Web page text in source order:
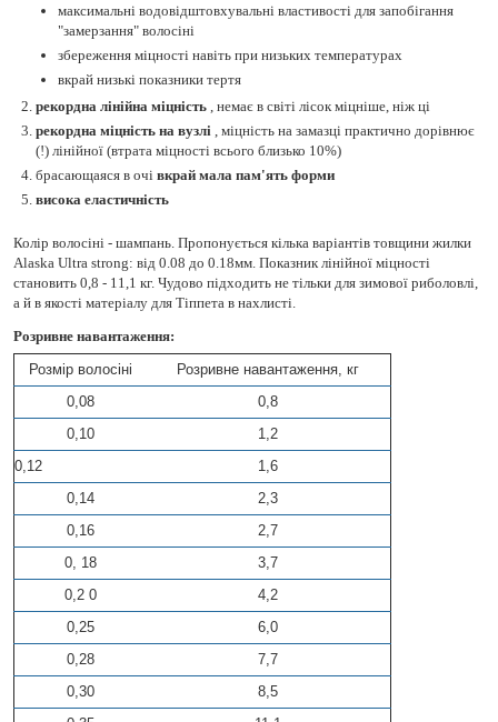
максимальні водовідштовхувальні властивості для запобігання
"замерзання" волосіні
збереження міцності навіть при низьких температурах
вкрай низькі показники тертя
рекордна лінійна міцність , немає в світі лісок міцніше, ніж ці
рекордна міцність на вузлі
, міцність на замазці практично дорівнює
(!) лінійної (втрата міцності всього близько 10%)
брасающаяся в очі вкрай мала пам'ять форми
висока еластичність
Колір волосіні - шампань. Пропонується кілька варіантів товщини жилки
Alaska Ultra strong: від 0.08 до 0.18мм. Показник лінійної міцності
становить 0,8 - 11,1 кг. Чудово підходить не тільки для зимової риболовлі,
а й в якості матеріалу для Тіппета в нахлисті.
Розривне навантаження:
Розмір волосіні
Розривне навантаження, кг
0,08
0,8
0,10
1,2
0,12
1,6
0,14
2,3
0,16
2,7
0, 18
3,7
0,2 0
4,2
0,25
6,0
0,28
7,7
0,30
8,5